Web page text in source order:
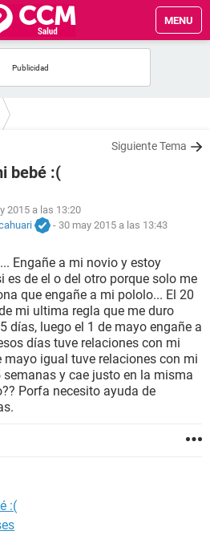
MENU
Siguiente Tema
bebé :(
2015 a las 13:20
- 30 may 2015 a las 13:43
Engañe a mi novio y estoy
es de el o del otro porque solo me
que engañe a mi pololo... El 20
mi ultima regla que me duro
días, luego el 1 de mayo engañe a
días tuve relaciones con mi
mayo igual tuve relaciones con mi
y cae justo en la misma
Porfa necesito ayuda de
:(